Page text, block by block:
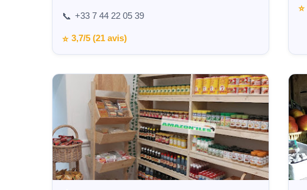
📞 +33 7 44 22 05 39
⭐ 3,7/5 (21 avis)
⭐